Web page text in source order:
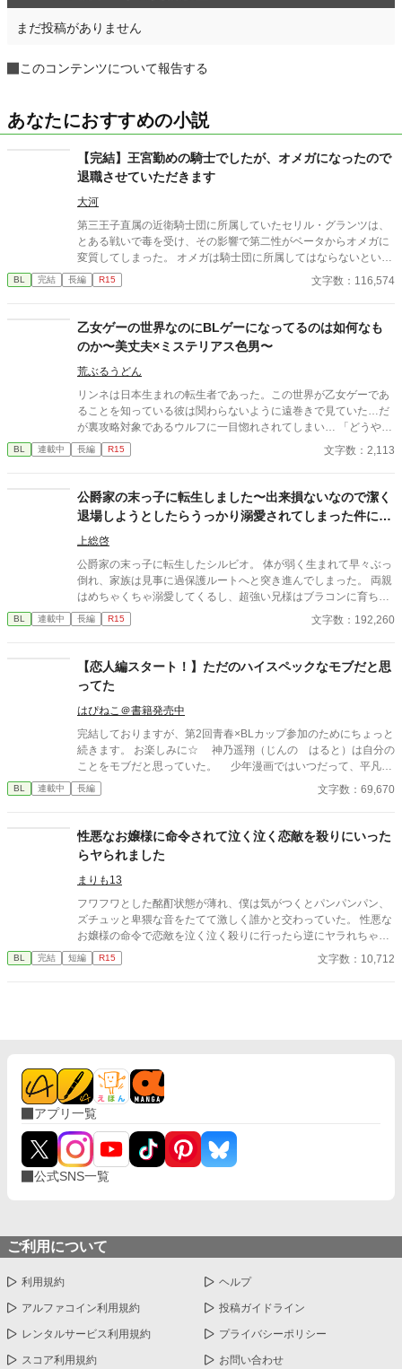
まだ投稿がありません
このコンテンツについて報告する
あなたにおすすめの小説
【完結】王宮勤めの騎士でしたが、オメガになったので
退職させていただきます
大河
第三王子直属の近衛騎士団に所属していたセリル・グランツは、
とある戦いで毒を受け、その影響で第二性がベータからオメガに
変質してしまった。 オメガは騎士団に所属してはならないという
法に基づき、騎士団を辞めることを決意するセリル。上司である
第三王子・レオンハルトにそのことを告げて騎士団を去るが、特
戻ったセリルは、オメガになったことで見合い話を受けざるを得
ない立場に。見合いに全く乗り気でないセリルの元に、意外な人
物から婚約の申し入れが届く。それはかつての上司、レオンハル
トからの婚約の申し入れだった──
BL 完結 長編 R15 文字数：116,574
乙女ゲーの世界なのにBLゲーになってるのは如何なも
のか〜美丈夫×ミステリアス色男〜
荒ぶるうどん
リンネは日本生まれの転生者であった。この世界が乙女ゲーであ
ることを知っている彼は関わらないように遠巻きで見ていた…だ
が裏攻略対象であるウルフに一目惚れされてしまい… 「どうやっ
たらお前を俺だけのものに出来る？」 「なぁ、俺のところに来い
よ。」 「愛してるリンネ。」 ヤンデレ美丈夫に外堀を埋められ溺
れますご注意ください。
BL 連載中 長編 R15 文字数：2,113
公爵家の末っ子に転生しました〜出来損ないなので潔く
退場しようとしたらうっかり溺愛されてしまった件につ
いて〜
上総啓
公爵家の末っ子に転生したシルビオ。 体が弱く生まれて早々ぶっ
倒れ、家族は見事に過保護ルートへと突き進んでしまった。 両親
はめちゃくちゃ溺愛してくるし、超強い兄様はブラコンに育ち弟
絶対守るマンに……。 せっかくファンタジーの世界に転生したん
だから魔法も使えたり？と思ったら、我が家に代々伝わる上位氷
く『神聖魔法』？というか『神聖魔法』を操れるのは神に選ばれ
た愛し子だけ……？ どうせ余命幾ばくもない出来損ないなら仕方
ない、お荷物の僕はさっさと今世からも退場しよう……と思って
たのに？ 偶然騎士たちを神聖魔法で救って、何故か天使と呼ばれ
て崇められたり。終いには帝国最強の狂血皇子に溺愛されて囲わ
れちゃったり……いやいやちょっと待て。魔王様、主神様、まさ
かアンタらも？ ……ってあれ、なんかめちゃくちゃ囲われてな
い？？ ――― 病弱ならどうせすぐ死ぬかー。ならちょっとばかし
遊んでもいいよね？と自由にやってたら無駄に最強な奴らに溺愛
BL 連載中 長編 R15 文字数：192,260
【恋人編スタート！】ただのハイスペックなモブだと思
ってた
はぴねこ＠書籍発売中
完結しておりますが、第2回青春×BLカップ参加のためにちょっと
続きます。 お楽しみに☆ 神乃遥翔（じんの はると）は自分の
ことをモブだと思っていた。 少年漫画ではいつだって、平凡に
見えて何か一つに秀でている人物が主人公だったから。 その
点、遥翔は眉目秀麗文武両道、家も財閥の超お金持ち。 一通り
て、きっと漫画のモブみたいに輝く主人公を引き立てるモブのよ
うに生きるのだと、そう遥翔は思っていた。 けれど、そんな遥
翔に勉強を教わりに来ている葛城星 （かつらぎ ほし）は言っ
た。 「BL漫画の中では、神乃くんみたいな人がいつだって主人公
なんだよ？」 そう言って、星が貸してくれた一冊のBL漫画が遥
翔の人生を一変させた。 自分にも輝ける人生を歩むことができ
るのかもしれないと希望を持った遥翔は、そのことを教えてくれ
た星に恋をする。 だけど、恋をした途端、星には思い人がいる
ことに気づいてしまって…… 眉目秀麗文武両道で完璧だけど漫
BL 連載中 長編 文字数：69,670
性悪なお嬢様に命令されて泣く泣く恋敵を殺りにいった
らヤられました
まりも13
フワフワとした酩酊状態が薄れ、僕は気がつくとパンパンパン、
ズチュッと卑猥な音をたてて激しく誰かと交わっていた。 性悪な
お嬢様の命令で恋敵を泣く泣く殺りに行ったら逆にヤラれちゃっ
た、ちょっとアホな子の話です。 （ムーンライトノベルにも掲載
しています）
BL 完結 短編 R15 文字数：10,712
アプリ一覧
公式SNS一覧
ご利用について
利用規約 ヘルプ
アルファコイン利用規約 投稿ガイドライン
レンタルサービス利用規約 プライバシーポリシー
スコア利用規約 お問い合わせ